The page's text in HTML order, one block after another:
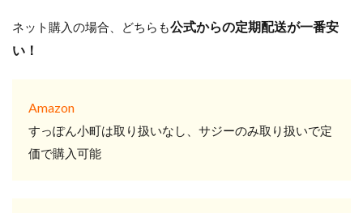
ネット購入の場合、どちらも公式からの定期配送が一番安
い！
Amazon
すっぽん小町は取り扱いなし、サジーのみ取り扱いで定
価で購入可能